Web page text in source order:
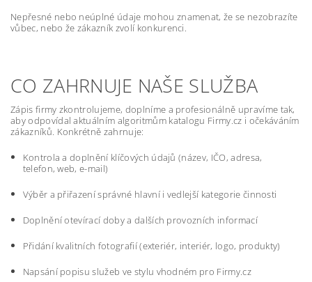
Nepřesné nebo neúplné údaje mohou znamenat, že se nezobrazíte
vůbec, nebo že zákazník zvolí konkurenci.
CO ZAHRNUJE NAŠE SLUŽBA
Zápis firmy zkontrolujeme, doplníme a profesionálně upravíme tak,
aby odpovídal aktuálním algoritmům katalogu Firmy.cz i očekáváním
zákazníků. Konkrétně zahrnuje:
Kontrola a doplnění klíčových údajů (název, IČO, adresa,
telefon, web, e-mail)
Výběr a přiřazení správné hlavní i vedlejší kategorie činnosti
Doplnění otevírací doby a dalších provozních informací
Přidání kvalitních fotografií (exteriér, interiér, logo, produkty)
Napsání popisu služeb ve stylu vhodném pro Firmy.cz